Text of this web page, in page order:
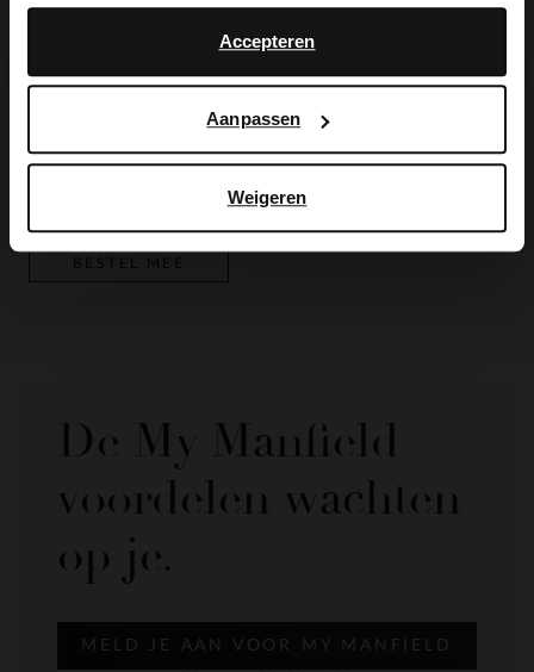
Accepteren
Aanpassen
Weigeren
Beige suède schoudertas
De My Manfield
voordelen wachten
op je.
MELD JE AAN VOOR MY MANFIELD
English